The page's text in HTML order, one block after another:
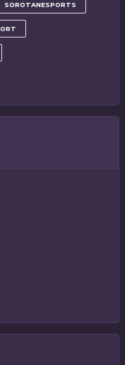
SOROTANESPORTS